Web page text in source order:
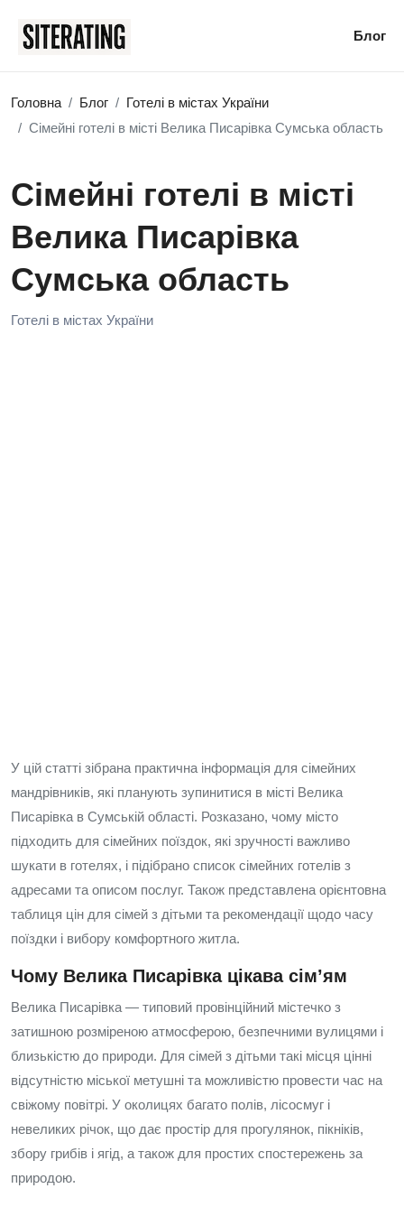
Блог
Головна Блог
Готелі в містах України
Сімейні готелі в місті Велика Писарівка Сумська область
Сімейні готелі в місті
Велика Писарівка
Сумська область
Готелі в містах України
У цій статті зібрана практична інформація для сімейних
мандрівників, які планують зупинитися в місті Велика
Писарівка в Сумській області. Розказано, чому місто
підходить для сімейних поїздок, які зручності важливо
шукати в готелях, і підібрано список сімейних готелів з
адресами та описом послуг. Також представлена орієнтовна
таблиця цін для сімей з дітьми та рекомендації щодо часу
поїздки і вибору комфортного житла.
Чому Велика Писарівка цікава сім’ям
Велика Писарівка — типовий провінційний містечко з
затишною розміреною атмосферою, безпечними вулицями і
близькістю до природи. Для сімей з дітьми такі місця цінні
відсутністю міської метушні та можливістю провести час на
свіжому повітрі. У околицях багато полів, лісосмуг і
невеликих річок, що дає простір для прогулянок, пікніків,
збору грибів і ягід, а також для простих спостережень за
природою.